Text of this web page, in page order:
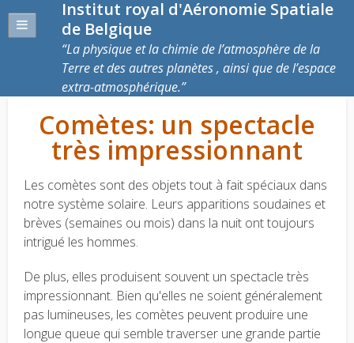
Institut royal d'Aéronomie Spatiale
de Belgique
La physique et la chimie de l’atmosphère de la
Terre et des autres planètes , ainsi que de l’espace
extra-atmosphérique.
Comètes: un spectacle
très impressionnant
Les comètes sont des objets tout à fait spéciaux dans
notre système solaire. Leurs apparitions soudaines et
brèves (semaines ou mois) dans la nuit ont toujours
intrigué les hommes.
De plus, elles produisent souvent un spectacle très
impressionnant. Bien qu'elles ne soient généralement
pas lumineuses, les comètes peuvent produire une
longue queue qui semble traverser une grande partie